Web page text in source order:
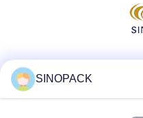
Μέσα
SINOPACK